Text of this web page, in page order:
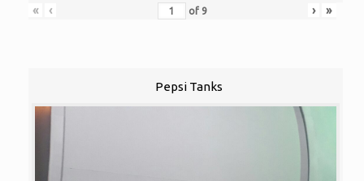
« ‹ of 9 › »
Pepsi Tanks